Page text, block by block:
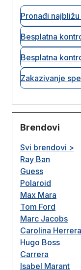
Pronađi
Besplatna
Besplatna
Zakazivanje
Brendovi
Svi brendovi >
Ray Ban
Guess
Polaroid
Max Mara
Tom Ford
Marc Jacobs
Carolina Herrera
Hugo Boss
Carrera
Isabel Marant